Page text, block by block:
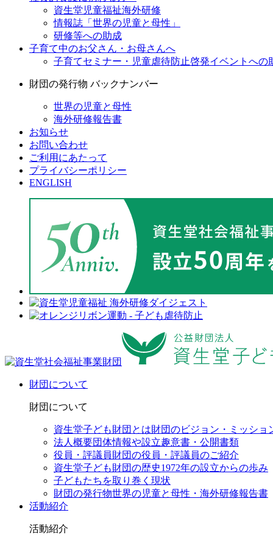
資生堂児童福祉海外研修
情報誌「世界の児童と母性」
研修等への助成
子育て中のお父さん・お母さんへ
子育てセミナー・児童虐待防止啓発イベントへの
財団の発行物 バックナンバー
世界の児童と母性
海外研修報告書
お知らせ
お問い合わせ
ご利用にあたって
プライバシーポリシー
ENGLISH
財団について
財団について
資生堂子ども財団とは財団のビジョン・ミッショ
法人概要団体情報や設立趣意書・公開書類
役員・評議員財団の役員・評議員のご紹介
資生堂子ども財団の歴史1972年の設立からの歩み
子どもたちを取り巻く現状
財団の発行物世界の児童と母性・海外研修報告書
活動紹介
活動紹介